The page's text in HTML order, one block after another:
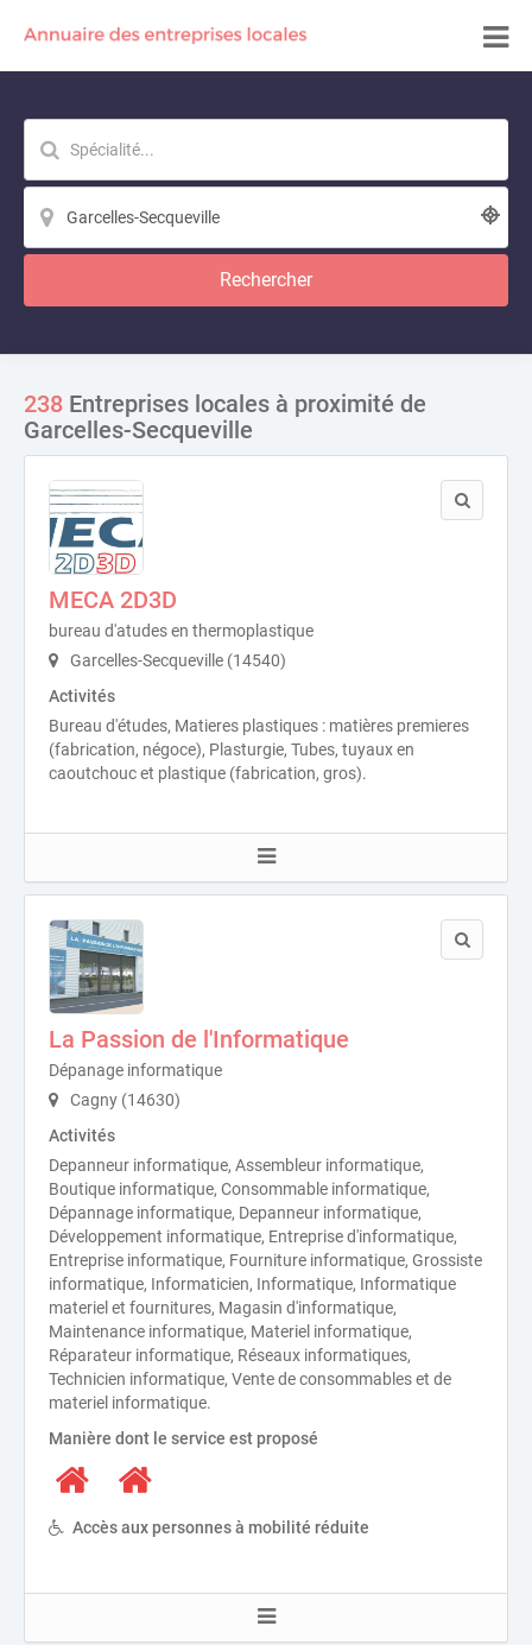
Rechercher
238 Entreprises locales à proximité de
Garcelles-Secqueville
MECA 2D3D
bureau d'atudes en thermoplastique
Garcelles-Secqueville (14540)
Activités
Bureau d'études, Matieres plastiques : matières premieres
(fabrication, négoce), Plasturgie, Tubes, tuyaux en
caoutchouc et plastique (fabrication, gros).
La Passion de l'Informatique
Dépanage informatique
Cagny (14630)
Activités
Depanneur informatique, Assembleur informatique,
Boutique informatique, Consommable informatique,
Dépannage informatique, Depanneur informatique,
Développement informatique, Entreprise d'informatique,
Entreprise informatique, Fourniture informatique, Grossiste
informatique, Informaticien, Informatique, Informatique
materiel et fournitures, Magasin d'informatique,
Maintenance informatique, Materiel informatique,
Réparateur informatique, Réseaux informatiques,
Technicien informatique, Vente de consommables et de
materiel informatique.
Manière dont le service est proposé
Accès aux personnes à mobilité réduite